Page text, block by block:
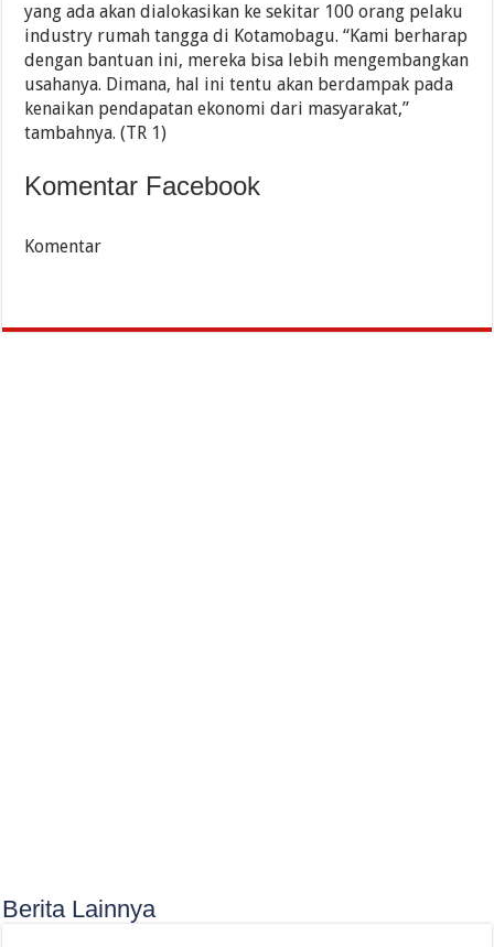
yang ada akan dialokasikan ke sekitar 100 orang pelaku
industry rumah tangga di Kotamobagu. “Kami berharap
dengan bantuan ini, mereka bisa lebih mengembangkan
usahanya. Dimana, hal ini tentu akan berdampak pada
kenaikan pendapatan ekonomi dari masyarakat,”
tambahnya. (TR 1)
Komentar Facebook
Komentar
Berita Lainnya